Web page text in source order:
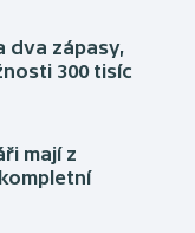
dva zápasy,
300 tisíc
mají z